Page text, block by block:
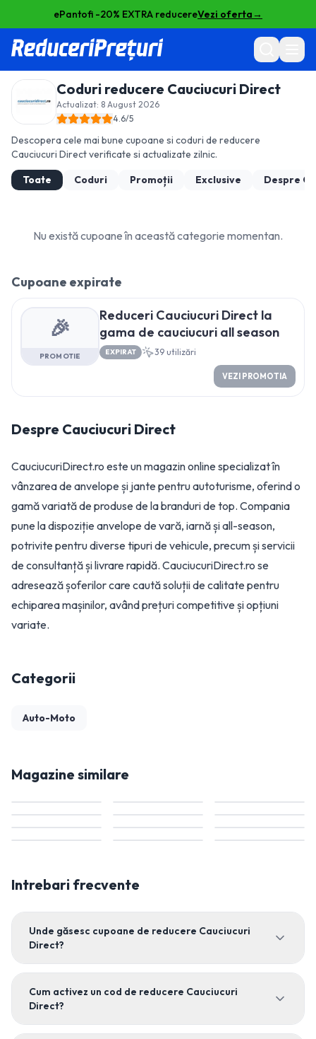
ePantofi -20% EXTRA reducereVezi oferta→
Coduri reducere Cauciucuri Direct
Actualizat: 8 August 2026
4.6/5
Descopera cele mai bune cupoane si coduri de reducere
Cauciucuri Directverificate si actualizate zilnic.
Toate
Coduri Promoții Exclusive Despre
Nu există cupoane în această categorie momentan.
Cupoane expirate
🎉
PROMOTIE
Reduceri Cauciucuri Direct la
gama de cauciucuri all season
EXPIRAT 39 utilizări
VEZI PROMOTIA
Despre Cauciucuri Direct
CauciucuriDirect.ro este un magazin online specializat în
vânzarea de anvelope și jante pentru autoturisme, oferind o
gamă variată de produse de la branduri de top. Compania
pune la dispoziție anvelope de vară, iarnă și all-season,
potrivite pentru diverse tipuri de vehicule, precum și servicii
de consultanță și livrare rapidă. CauciucuriDirect.ro se
adresează șoferilor care caută soluții de calitate pentru
echiparea mașinilor, având prețuri competitive și opțiuni
variate.
Categorii
Auto-Moto
Magazine similare
Intrebari frecvente
Unde găsesc cupoane de reducere Cauciucuri
Direct?
Cum activez un cod de reducere Cauciucuri
Direct?